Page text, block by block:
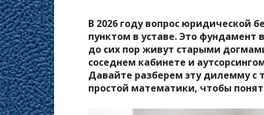
В 2026 году вопрос юридической
пунктом в уставе. Это
до сих пор живут старыми
соседнем кабинете и
Давайте разберем эту дилемму с
простой математики, чтобы